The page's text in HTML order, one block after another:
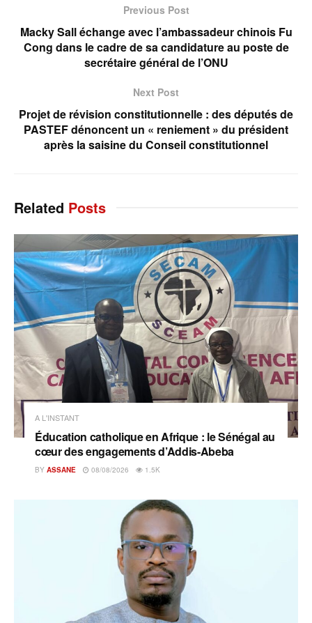
Previous Post
Macky Sall échange avec l’ambassadeur chinois Fu
Cong dans le cadre de sa candidature au poste de
secrétaire général de l’ONU
Next Post
‎Projet de révision constitutionnelle : des députés de
PASTEF dénoncent un « reniement » du président
après la saisine du Conseil constitutionnel
Related Posts
A L'INSTANT
Éducation catholique en Afrique : le Sénégal au
cœur des engagements d’Addis-Abeba
BY ASSANE 08/08/2026 1.5K